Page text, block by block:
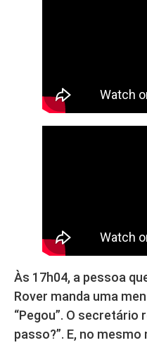
Às 17h04, a pessoa
Rover manda uma
“Pegou”. O secretário
passo?”. E, no